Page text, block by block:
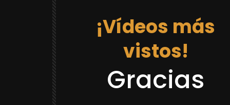
¡Vídeos más
vistos!
Gracias
DRAGON BALL REACCIONES